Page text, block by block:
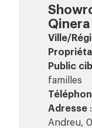
Ville/
Public
familles
Adresse
Andreu,